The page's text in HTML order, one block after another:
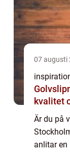
07 augusti
kvalitet
Är du på
anlitar en